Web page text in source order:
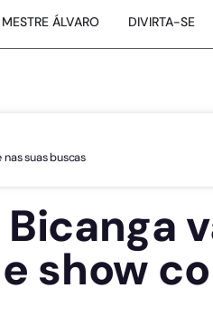
MESTRE ÁLVARO DIVIRTA-SE
suas buscas
show